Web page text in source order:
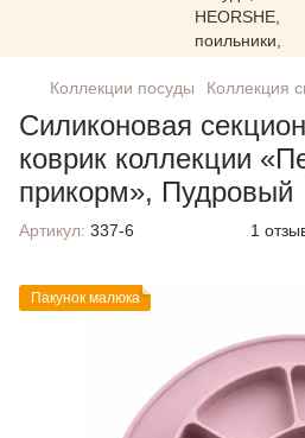
Коллекции посуды Коллекция
Силиконовая
коврик коллекции
прикорм», Пудровый
Артикул: 337-6 1
Пакунок малюка